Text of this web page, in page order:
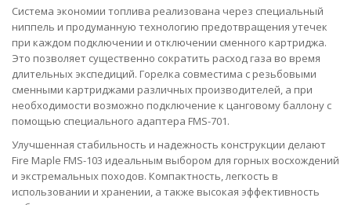
Система экономии топлива реализована через специальный
ниппель и продуманную технологию предотвращения утечек
при каждом подключении и отключении сменного картриджа.
Это позволяет существенно сократить расход газа во время
длительных экспедиций. Горелка совместима с резьбовыми
сменными картриджами различных производителей, а при
необходимости возможно подключение к цанговому баллону с
помощью специального адаптера FMS-701.
Улучшенная стабильность и надежность конструкции делают
Fire Maple FMS-103 идеальным выбором для горных восхождений
и экстремальных походов. Компактность, легкость в
использовании и хранении, а также высокая эффективность